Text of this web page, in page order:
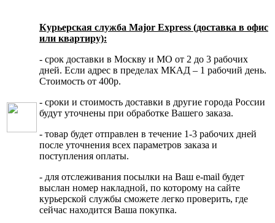
Курьерская служба Major Express (доставка в офис
или квартиру):
- срок доставки в Москву и МО от 2 до 3 рабочих
дней. Если адрес в пределах МКАД – 1 рабочий день.
Стоимость от 400р.
- сроки и стоимость доставки в другие города России
будут уточнены при обработке Вашего заказа.
- товар будет отправлен в течение 1-3 рабочих дней
после уточнения всех параметров заказа и
поступления оплаты.
- для отслеживания посылки на Ваш e-mail будет
выслан номер накладной, по которому на сайте
курьерской службы сможете легко проверить, где
сейчас находится Ваша покупка.